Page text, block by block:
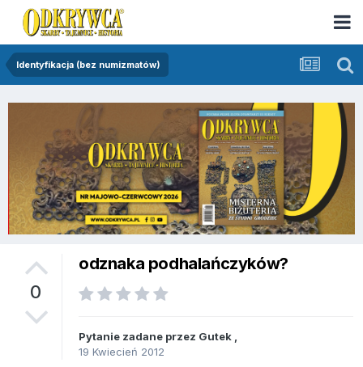
Identyfikacja (bez numizmatów)
0
odznaka podhalańczyków?
Pytanie zadane przez Gutek
19 Kwiecień 2012